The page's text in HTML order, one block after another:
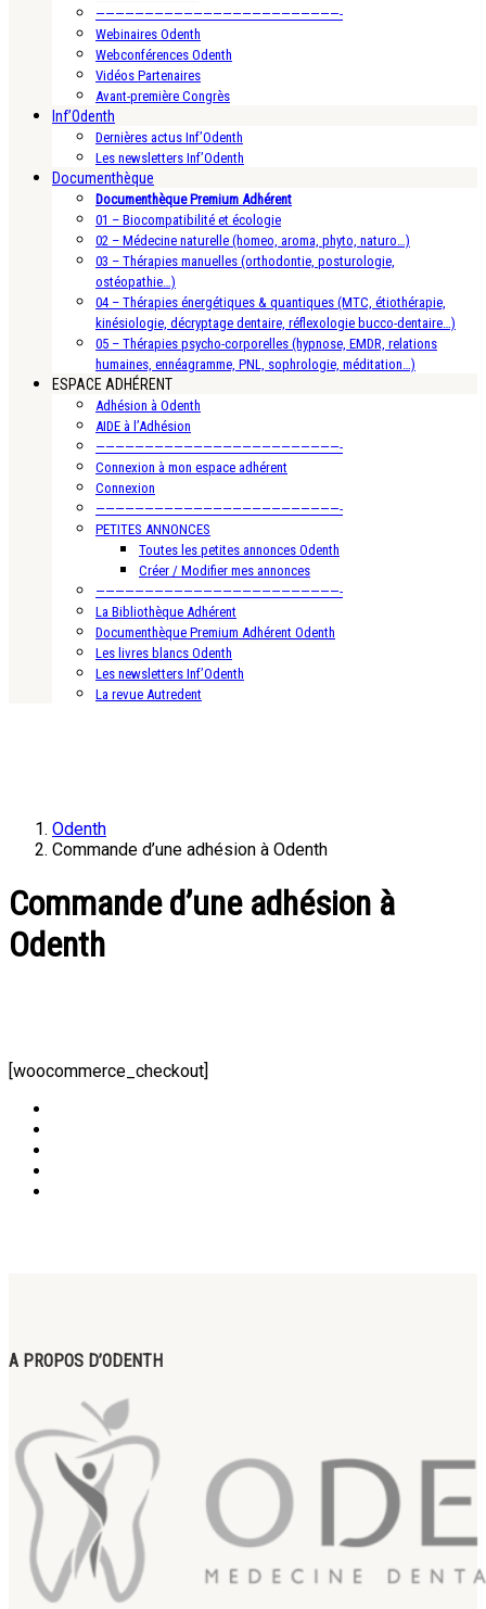
—————————————————————————-
Webinaires Odenth
Webconférences Odenth
Vidéos Partenaires
Avant-première Congrès
Inf’Odenth
Dernières actus Inf’Odenth
Les newsletters Inf’Odenth
Documenthèque
Documenthèque Premium Adhérent
01 – Biocompatibilité et écologie
02 – Médecine naturelle (homeo, aroma, phyto, naturo…)
03 – Thérapies manuelles (orthodontie, posturologie,
ostéopathie…)
04 – Thérapies énergétiques & quantiques (MTC, étiothérapie,
kinésiologie, décryptage dentaire, réflexologie bucco-dentaire…)
05 – Thérapies psycho-corporelles (hypnose, EMDR, relations
humaines, ennéagramme, PNL, sophrologie, méditation…)
ESPACE ADHÉRENT
Adhésion à Odenth
AIDE à l’Adhésion
—————————————————————————-
Connexion à mon espace adhérent
Connexion
—————————————————————————-
PETITES ANNONCES
Toutes les petites annonces Odenth
Créer / Modifier mes annonces
—————————————————————————-
La Bibliothèque Adhérent
Documenthèque Premium Adhérent Odenth
Les livres blancs Odenth
Les newsletters Inf’Odenth
La revue Autredent
Odenth
Commande d’une adhésion à Odenth
Commande d’une adhésion à
Odenth
[woocommerce_checkout]
A PROPOS D’ODENTH